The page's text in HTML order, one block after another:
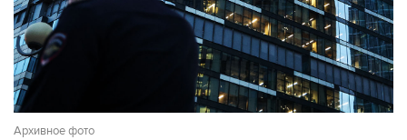
Архивное фото